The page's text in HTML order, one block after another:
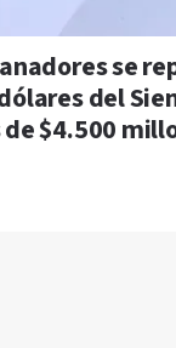
se
del
$4.500